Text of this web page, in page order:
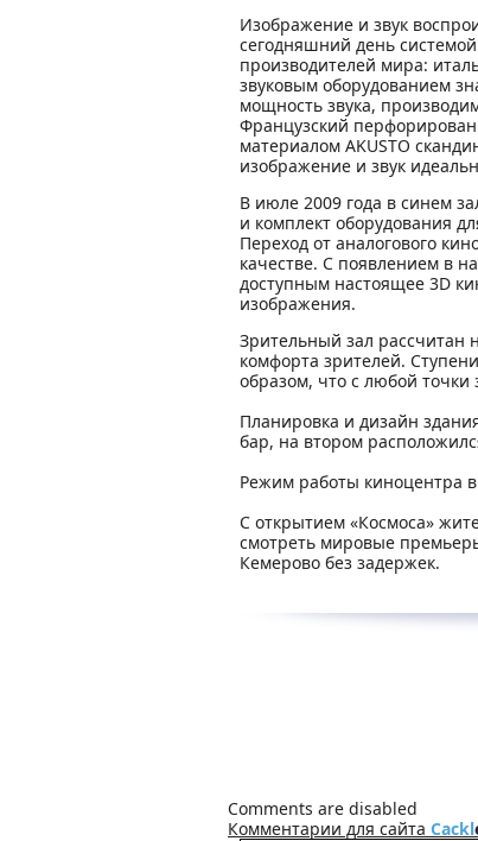
Изображение и звук
сегодняшний день
производителей мира:
звуковым оборудованием
мощность звука,
Французский
материалом AKUSTO
изображение и звук
В июле 2009 года в синем
и комплект оборудования
Переход от аналогового
качестве. С появлением в
доступным настоящее 3D
изображения.
Зрительный зал рассчитан
комфорта зрителей.
образом, что с любой точки
Планировка и дизайн
бар, на втором
Режим работы киноцентра
С открытием «Космоса»
смотреть мировые
Кемерово без задержек.
Comments are disabled
Комментарии для сайта Cackl